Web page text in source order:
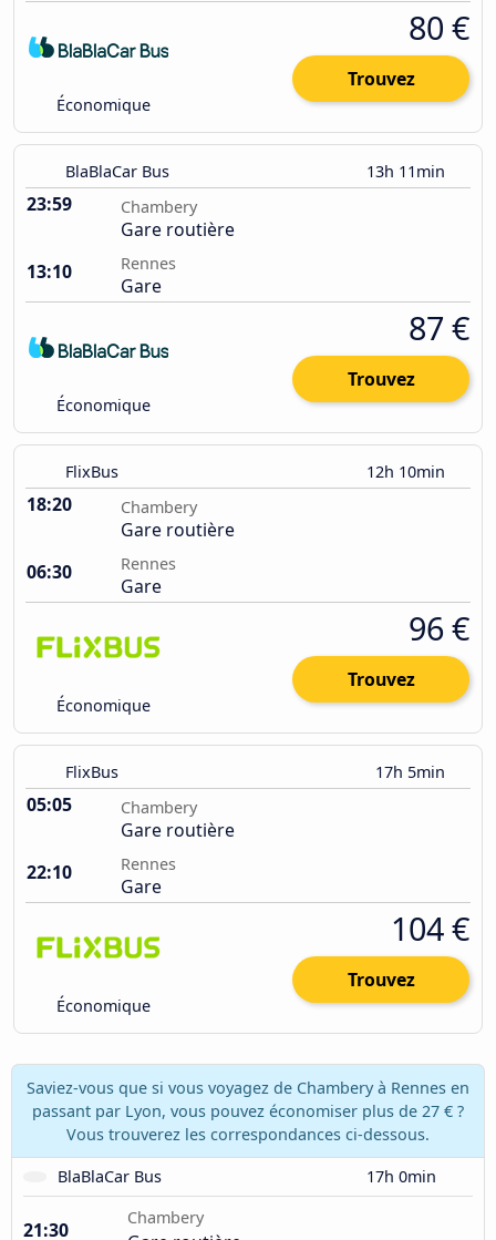
Économique
80 €
Trouvez
BlaBlaCar Bus 13h 11min
23:59 Chambery
Gare routière
13:10
Rennes
Gare
Économique
87 €
Trouvez
FlixBus 12h 10min
18:20 Chambery
Gare routière
06:30
Rennes
Gare
Économique
96 €
Trouvez
FlixBus 17h 5min
05:05 Chambery
Gare routière
22:10
Rennes
Gare
Économique
104 €
Trouvez
Saviez-vous que si vous voyagez de Chambery à Rennes en
passant par Lyon, vous pouvez économiser plus de 27 € ?
Vous trouverez les correspondances ci-dessous.
BlaBlaCar Bus
17h 0min
21:30
Chambery